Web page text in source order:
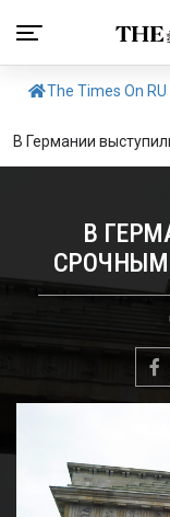
The Times On RU
В Германии
В